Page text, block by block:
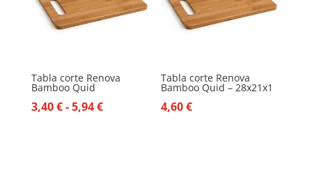
Tabla corte Renova
Bamboo Quid
3,40€-5,94€Rango
Tabla corte Renova
Bamboo Quid – 28x21x1
4,60€